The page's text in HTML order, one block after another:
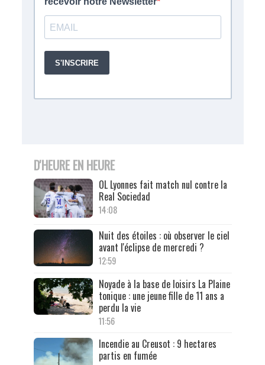
D'HEURE EN HEURE
OL Lyonnes fait match nul contre la
Real Sociedad
14:08
Nuit des étoiles : où observer le ciel
avant l'éclipse de mercredi ?
12:59
Noyade à la base de loisirs La Plaine
tonique : une jeune fille de 11 ans a
perdu la vie
11:56
Incendie au Creusot : 9 hectares
partis en fumée